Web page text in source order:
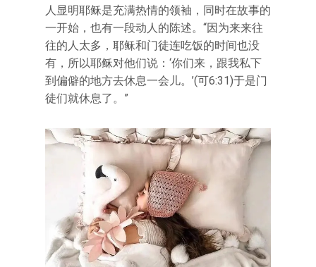
人显明耶稣是充满热情的领袖，同时在故事的
一开始，也有一段动人的陈述。“因为来来往
往的人太多，耶稣和门徒连吃饭的时间也没
有，所以耶稣对他们说：‘你们来，跟我私下
到偏僻的地方去休息一会儿。’(可6:31)于是门
徒们就休息了。”